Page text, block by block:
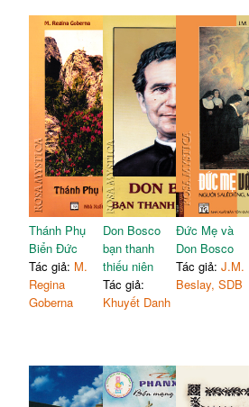
Thánh Phụ
Biển Đức
Tác giả: M.
Regina
Goberna
Don Bosco
bạn thanh
thiếu niên
Tác giả:
Khuyết Danh
Đức Mẹ và
Don Bosco
Tác giả:J.M.
Beslay, SDB